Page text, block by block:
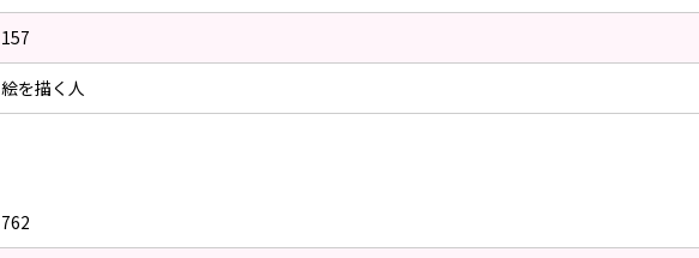
157
絵を描く人
762